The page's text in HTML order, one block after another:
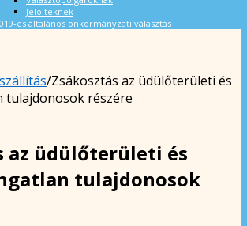
Jelölteknek
es általános önkormányzati választás
/Zsákosztás az üdülőterületi és
részére
az üdülőterületi és
tulajdonosok